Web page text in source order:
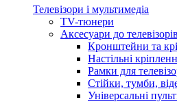
Телевізори і мультимедіа
TV-тюнери
Аксесуари до телевізорів
Кронштейни та
Настільні
Рамки для
Стійки, тумби,
Універсальні